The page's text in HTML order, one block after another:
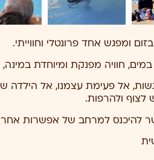
ומפגש אחד פרונטלי וחווייתי.
חוויה מפנקת ומיוחדת
אל פעימת עצמנו, אל הילדה
ולהרפות.
להיכנס למרחב של אפשרות